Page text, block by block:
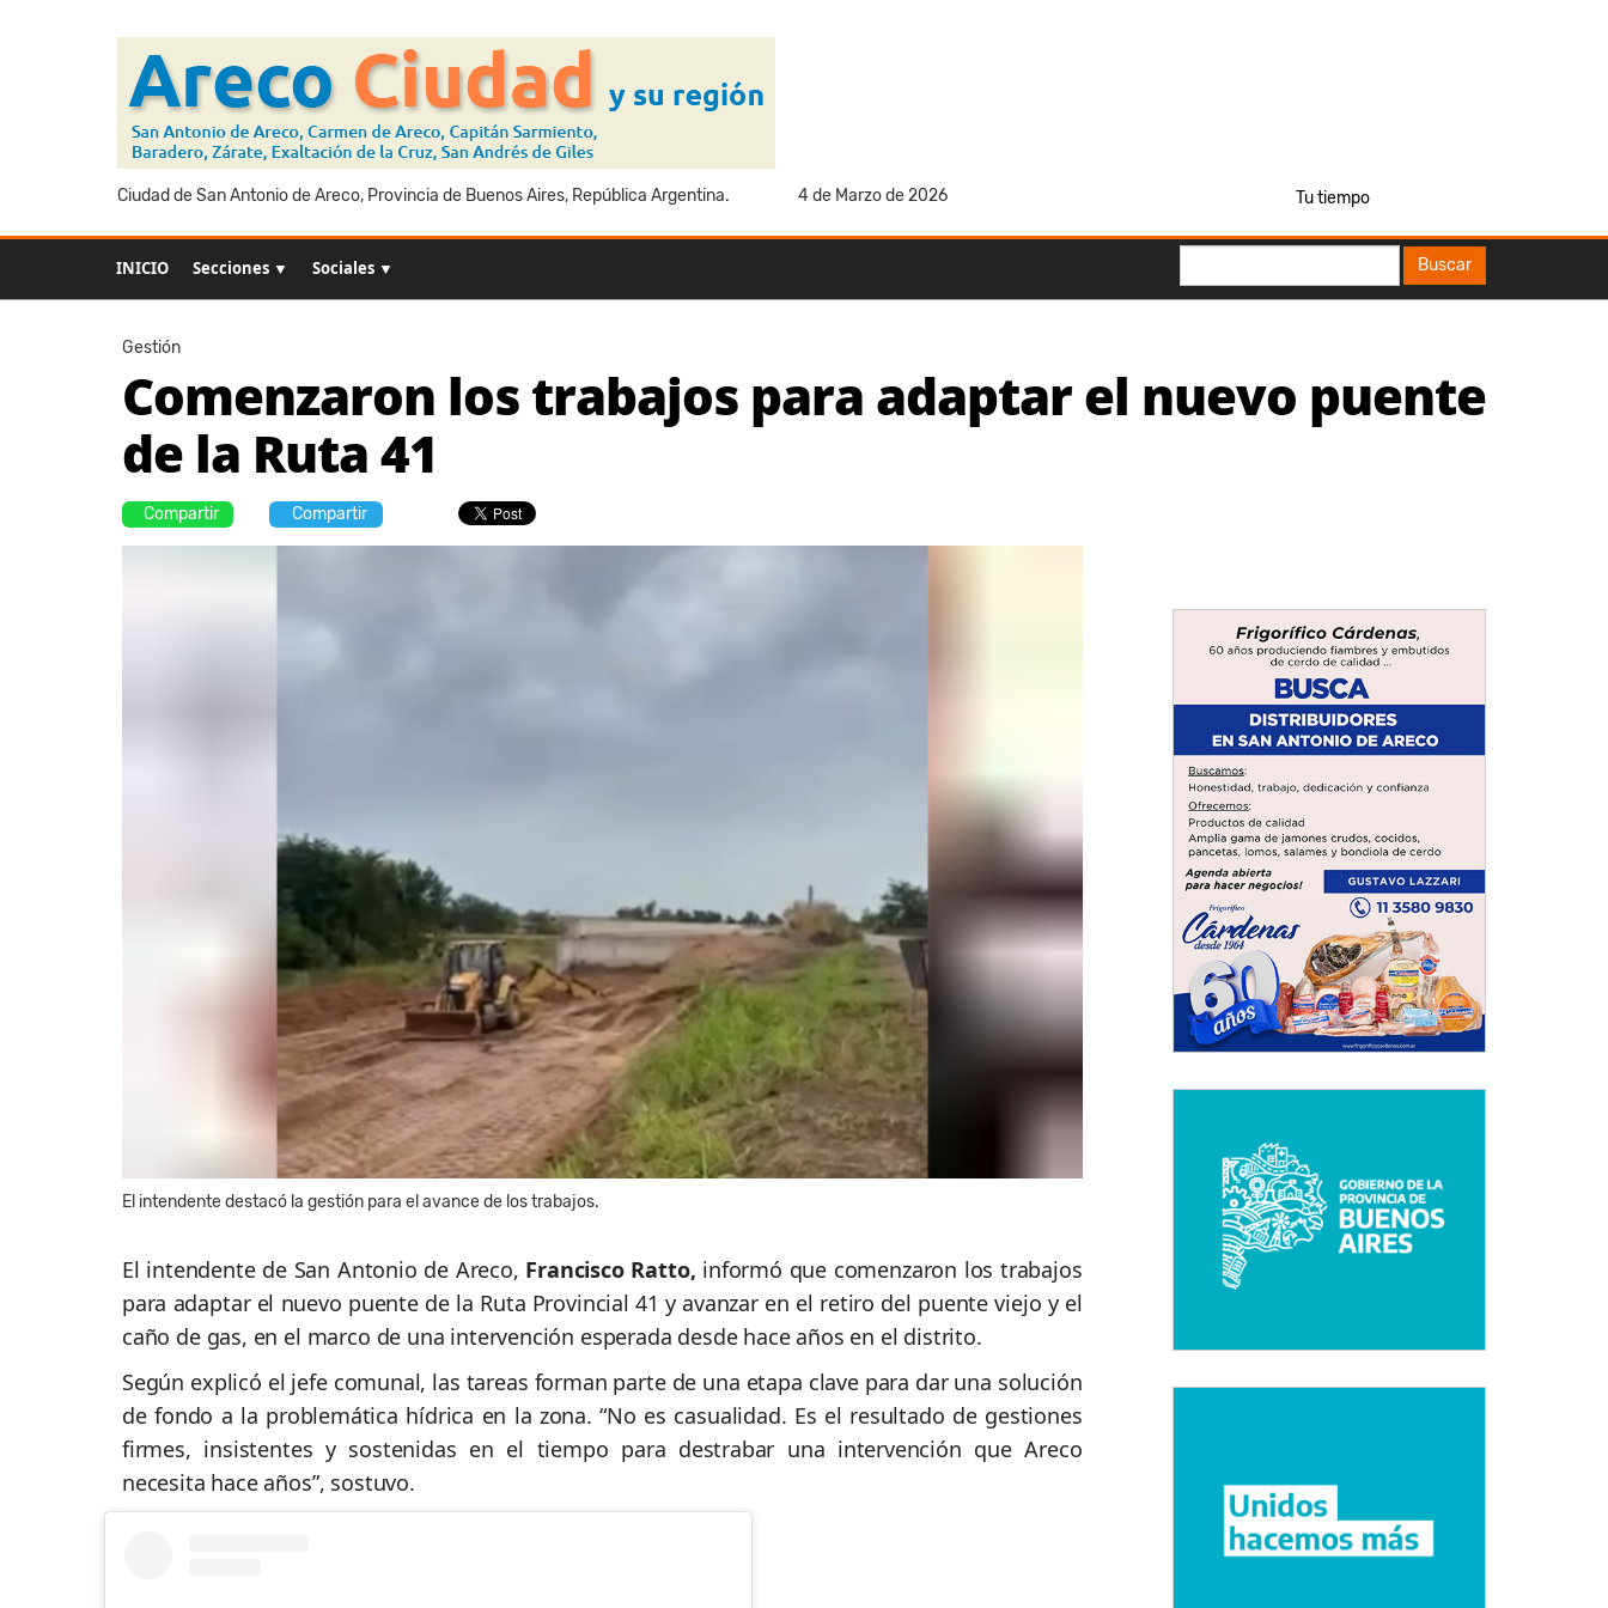
Ciudad de San Antonio de Areco, Provincia de Buenos Aires, República Argentina. 4 de Marzo de 2026 Tu tiempo
INICIO Secciones ▼ Sociales ▼ Buscar
Gestión
Comenzaron los trabajos para adaptar el nuevo puente
de la Ruta 41
Compartir Compartir
El intendente destacó la gestión para el avance de los trabajos.
El intendente de San Antonio de Areco, Francisco Ratto, informó que comenzaron los trabajos
para adaptar el nuevo puente de la Ruta Provincial 41 y avanzar en el retiro del puente viejo y el
caño de gas, en el marco de una intervención esperada desde hace años en el distrito.
Según explicó el jefe comunal, las tareas forman parte de una etapa clave para dar una solución
de fondo a la problemática hídrica en la zona. “No es casualidad. Es el resultado de gestiones
firmes, insistentes y sostenidas en el tiempo para destrabar una intervención que Areco
necesita hace años”, sostuvo.